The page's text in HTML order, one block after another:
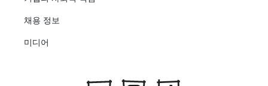
채용 정보
미디어